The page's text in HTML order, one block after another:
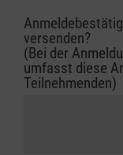
versenden?
(Bei der
umfasst diese
Teilnehmenden)